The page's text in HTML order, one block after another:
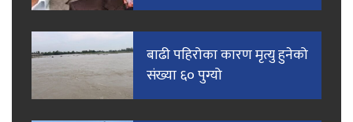
बाढी पहिरोका कारण मृत्यु हुनेको
संख्या ६० पुग्यो